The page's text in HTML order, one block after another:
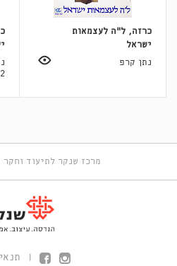
כרזה, ל"ה לעצמאות
ישראל
נתן קרפ
מרכז שנקר לתיעוד וחקר